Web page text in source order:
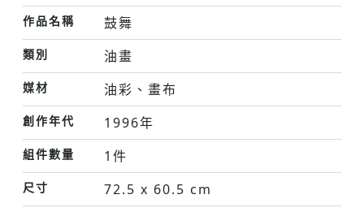
作品名稱 鼓舞
類別 油畫
媒材 油彩、畫布
創作年代 1996年
組件數量 1件
尺寸 72.5 x 60.5 cm